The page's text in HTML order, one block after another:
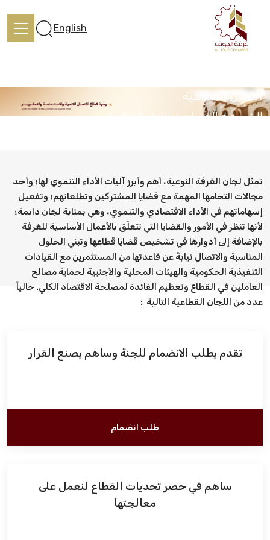
الخدمات
المركز الإعلامي
فعاليات الغرفة
English
اللجان القطاعية
الرئيسية الخدمات اللجان القطاعية
​تمثّل لجان الغرفة النوعية، أهم وأبرز آليات الأداء التنموي لها؛ وأحد
مجالات التحامها المهمة مع قضايا المشتركين وتطلعاتهم؛ وتفعيل
إسهاماتهم في الأداء الاقتصادي والتنموي، وهي بمثابة لجان دائمة؛
لأنها تنظر في الأمور والقضايا التي تتعلّق بالأعمال الأساسية للغرفة
بالإضافة إلى أدوارها في تشخيص قضايا قطاعها وتبني الحلول
المناسبة والاتصال نيابةً عن قاعدتها من المستثمرين مع القيادات
التنفيذية الحكومية والهيئات المحلية والأجنبية لحماية مصالح
العاملين في القطاع وتعظيم الفائدة لمصلحة الاقتصاد الكلي. حالياً
عدد من اللجان القطاعية التالية ​ :
تقدم بطلب الانضمام للجنة وساهم بصنع القرار
طلب انضمام
ساهم في حصر تحديات القطاع لنعمل على
معالجتها